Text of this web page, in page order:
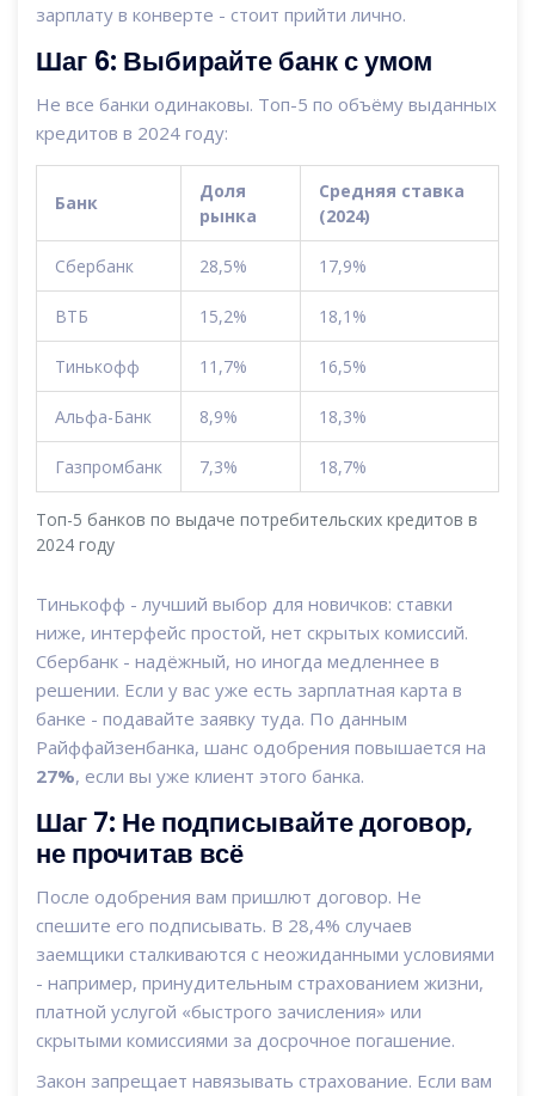
зарплату в конверте - стоит прийти лично.
Шаг 6: Выбирайте банк с умом
Не все банки одинаковы. Топ-5 по объёму выданных
кредитов в 2024 году:
Топ-5 банков по выдаче потребительских кредитов в
2024 году
Банк
Доля
рынка
Средняя ставка
(2024)
Сбербанк 28,5% 17,9%
ВТБ 15,2% 18,1%
Тинькофф 11,7% 16,5%
Альфа-Банк 8,9% 18,3%
Газпромбанк 7,3% 18,7%
Тинькофф - лучший выбор для новичков: ставки
ниже, интерфейс простой, нет скрытых комиссий.
Сбербанк - надёжный, но иногда медленнее в
решении. Если у вас уже есть зарплатная карта в
банке - подавайте заявку туда. По данным
Райффайзенбанка, шанс одобрения повышается на
27%, если вы уже клиент этого банка.
Шаг 7: Не подписывайте договор,
не прочитав всё
После одобрения вам пришлют договор. Не
спешите его подписывать. В 28,4% случаев
заемщики сталкиваются с неожиданными условиями
- например, принудительным страхованием жизни,
платной услугой «быстрого зачисления» или
скрытыми комиссиями за досрочное погашение.
Закон запрещает навязывать страхование. Если вам